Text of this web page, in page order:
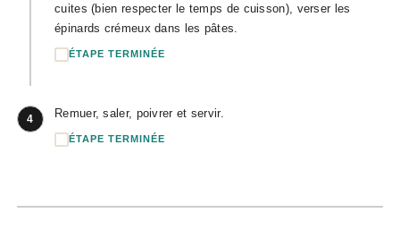
cuites (bien respecter le temps de cuisson), verser les
épinards crémeux dans les pâtes.
ÉTAPE TERMINÉE
4 Remuer, saler, poivrer et servir.
ÉTAPE TERMINÉE